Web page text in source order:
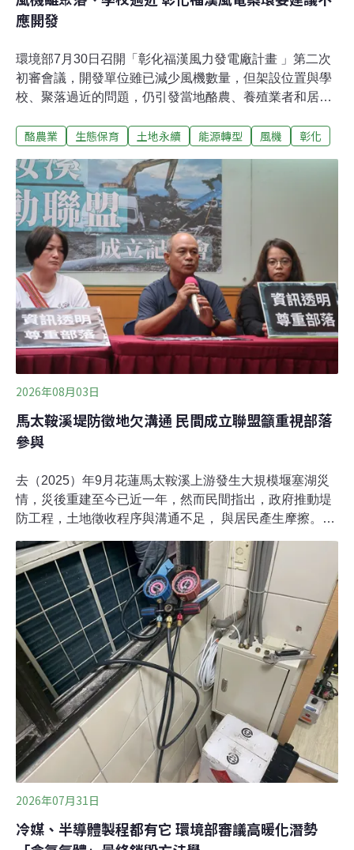
應開發
環境部7月30日召開「彰化福漢風力發電廠計畫 」第二次
初審會議，開發單位雖已減少風機數量，但架設位置與學
校、聚落過近的問題，仍引發當地酪農、養殖業者和居民
境影響、居民意見後，最終決議本案不應開發。這是繼彰
開發的陸域風機案。彰化陸域風機數量全台之冠 居民總動
員北上抗議不應再建「彰化福漢風力發電廠計畫」的開發
單位是哲威與漢威風力公司，計畫在彰化縣芳苑鄉及福興
鄉架設14座風機，單機容量3000～6000kW、總裝置容量
4萬2000～8萬4000kW。雖然相較2024年本案第一次送
審，業者已將總風機數由23支縮減至14支，但架設位置與
聚落和學校過近問題依然存在。
酪農業 生態保育 土地永續 能源轉型 風機 彰化
2026年08月03日
馬太鞍溪堤防徵地欠溝通 民間成立聯盟籲重視部落
參與
去（2025）年9月花蓮馬太鞍溪上游發生大規模堰塞湖災
情，災後重建至今已近一年，然而民間指出，政府推動堤
防工程，土地徵收程序與溝通不足， 與居民產生摩擦。環
境權保障基金會、在地團體與學者上週五（7月31日）舉
辦「守護馬太鞍溪流域行動聯盟」記者會，地方代表正式
提出訴求，期盼災後重建能更重視水土治理、部落溝通與
當地生活的真正復原。堤防施工前缺乏實質溝通 地方自救
會代表籲建立對話平台去（2025）年花蓮馬太鞍溪上游因
山體崩塌，泥流沖毀馬太鞍溪橋，重創下游光復鄉等地
區。災後政府規劃興建堤防，並已在6月動工，堤防位置
緊鄰阿陶模 （Atomo）部落與馬太鞍（Fata’an）部落，卻
未與居民就土地徵收達成共識。馬太鞍部落受災地主
Kamih Mayaw表示，許多地主與耕作者皆為長者，不熟悉
網路，卻被要求自行上網查詢，「在完全沒有資訊、沒有
充分溝通的情況下，就要我們簽下這些合約，這樣合理
嗎？」呼籲政府落實資
2026年07月31日
冷媒、半導體製程都有它 環境部審議高暖化潛勢